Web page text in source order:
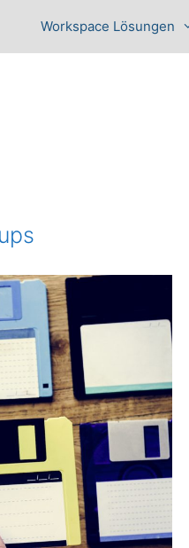
Workspace Lösungen